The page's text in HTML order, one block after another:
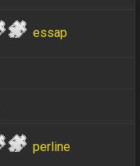
essap
perline